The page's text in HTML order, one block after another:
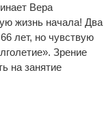
Вера
жизнь начала! Два
лет, но чувствую
». Зрение
на занятие